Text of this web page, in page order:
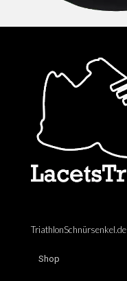
TriathlonSchnürsenkel.de
Shop